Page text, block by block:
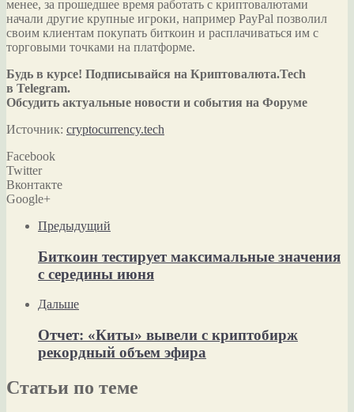
менее, за прошедшее время работать с криптовалютами
начали другие крупные игроки, например PayPal позволил
своим клиентам покупать биткоин и расплачиваться им с
торговыми точками на платформе.
Будь в курсе! Подписывайся на Криптовалюта.Tech
в Telegram.
Обсудить актуальные новости и события на Форуме
Источник: cryptocurrency.tech
Facebook
Twitter
Вконтакте
Google+
Предыдущий
Биткоин тестирует максимальные значения
с середины июня
Дальше
Отчет: «Киты» вывели с криптобирж
рекордный объем эфира
Статьи по теме